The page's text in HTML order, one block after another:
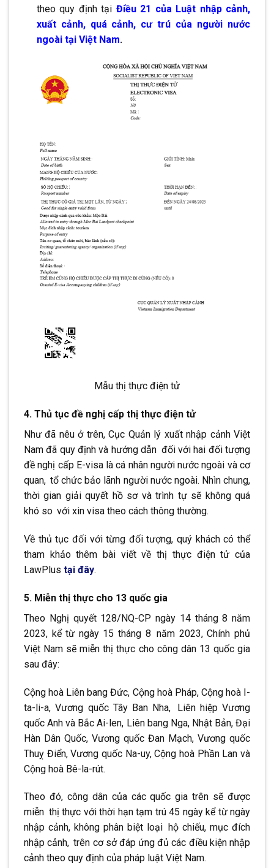
theo quy định tại Điều 21 của Luật nhập cảnh,
xuất cảnh, quá cảnh, cư trú của người nước
ngoài tại Việt Nam.
Mẫu thị thực điện tử
4. Thủ tục đề nghị cấp thị thực điện tử
Như đã nêu ở trên, Cục Quản lý xuất nhập cảnh Việt
Nam đã quy định và hướng dẫn đối với hai đối tượng
đề nghị cấp E-visa là cá nhân người nước ngoài và cơ
quan, tổ chức bảo lãnh người nước ngoài. Nhìn chung,
thời gian giải quyết hồ sơ và trình tự sẽ không quá
khó so với xin visa theo cách thông thường.
Về thủ tục đối với từng đối tượng, quý khách có thể
tham khảo thêm bài viết về thị thực điện tử của
LawPlus tại đây.
5. Miễn thị thực cho 13 quốc gia
Theo Nghị quyết 128/NQ-CP ngày 14 tháng 8 năm
2023, kể từ ngày 15 tháng 8 .năm 2023, Chính phủ
Việt Nam sẽ miễn thị thực cho công dân 13 quốc gia
sau đây:
Cộng hoà Liên bang Đức, Cộng hoà Pháp, Cộng hoà I-
ta-li-a, Vương quốc Tây Ban Nha,
Liên hiệp Vương
quốc Anh và Bắc Ai-len, Liên bang Nga, Nhật Bản, Đại
Hàn Dân Quốc, Vương quốc Đan Mạch, Vương quốc
Thuỵ Điển, Vương quốc Na-uy, Cộng hoà Phần Lan và
Cộng hoà Bê-la-rút.
Theo đó, công dân của các quốc gia trên sẽ được
miễn thị thực với thời hạn tạm trú 45 ngày kể từ ngày
nhập cảnh, không phân biệt loại hộ chiếu, mục đích
nhập cảnh, .trên cơ sở đáp ứng đủ các điều kiện nhập
cảnh theo quy định của pháp luật Việt Nam.